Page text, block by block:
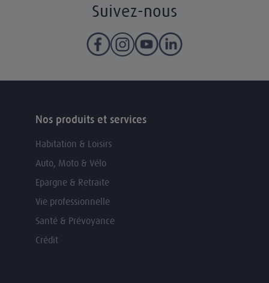
Suivez-nous
Nos produits et services
Habitation & Loisirs
Auto, Moto & Vélo
Epargne & Retraite
Vie professionnelle
Santé & Prévoyance
Crédit